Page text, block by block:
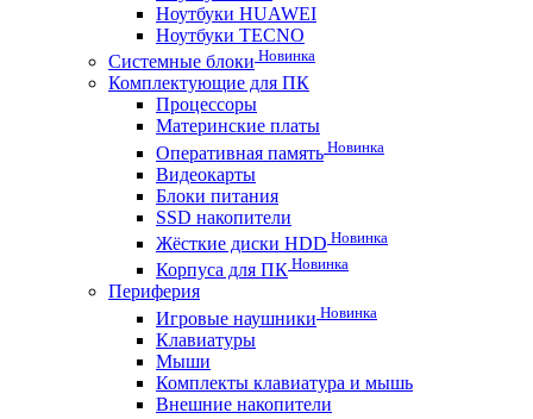
Ноутбуки HUAWEI
Ноутбуки TECNO
Системные блоки Новинка
Комплектующие для ПК
Процессоры
Материнские платы
Оперативная память Новинка
Видеокарты
Блоки питания
SSD накопители
Жёсткие диски HDD Новинка
Корпуса для ПК Новинка
Периферия
Игровые наушники Новинка
Клавиатуры
Мыши
Комплекты клавиатура и мышь
Внешние накопители